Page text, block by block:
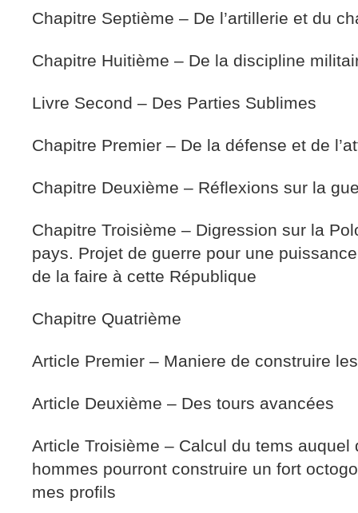
Chapitre Septième – De l’artillerie et du
Chapitre Huitième – De la discipline
Livre Second – Des Parties Sublimes
Chapitre Premier – De la défense et de
Chapitre Deuxième – Réflexions sur la
Chapitre Troisième – Digression sur la
pays. Projet de guerre pour une
de la faire à cette République
Chapitre Quatrième
Article Premier – Maniere de construire
Article Deuxième – Des tours avancées
Article Troisième – Calcul du tems auquel
hommes pourront construire un fort
mes profils